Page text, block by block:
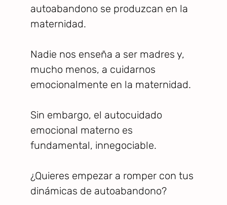
autoabandono se produzcan en la
maternidad.
Nadie nos enseña a ser madres y,
mucho menos, a cuidarnos
emocionalmente en la maternidad.
Sin embargo, el autocuidado
emocional materno es
fundamental, innegociable.
¿Quieres empezar a romper con tus
dinámicas de autoabandono?